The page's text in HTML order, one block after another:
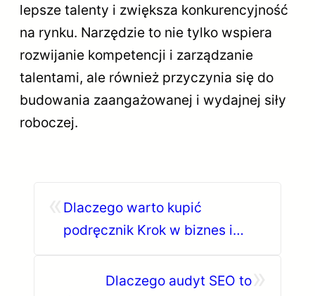
lepsze talenty i zwiększa konkurencyjność
na rynku. Narzędzie to nie tylko wspiera
rozwijanie kompetencji i zarządzanie
talentami, ale również przyczynia się do
budowania zaangażowanej i wydajnej siły
roboczej.
Dlaczego warto kupić
podręcznik Krok w biznes i
Dlaczego audyt SEO to